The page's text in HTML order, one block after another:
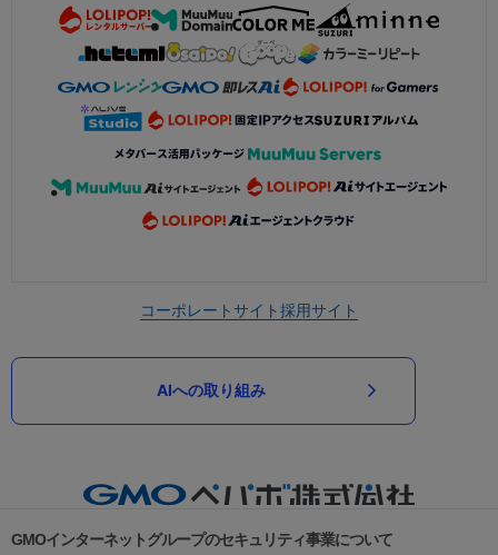
コーポレートサイト採用サイト
AIへの取り組み
GMOインターネットグループのセキュリティ事業について